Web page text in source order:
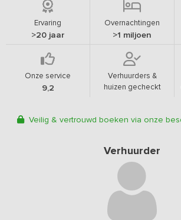
Ervaring
>20 jaar
Overnachtingen
>1 miljoen
Onze service
9,2
Verhuurders &
huizen gecheckt
Veilig & vertrouwd boeken via onze
Verhuurder